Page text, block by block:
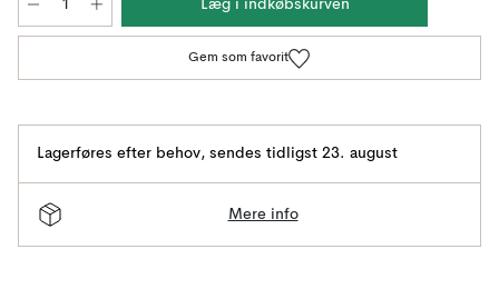
Læg i indkøbskurven
Gem som favorit
Lagerføres efter behov, sendes tidligst 23. august
Mere info